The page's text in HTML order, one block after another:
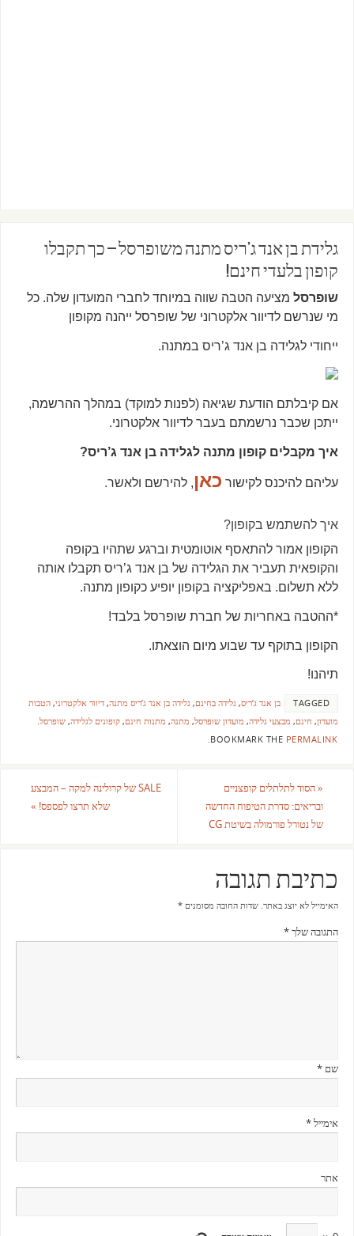
גלידת בן אנד ג’ריס מתנה משופרסל – כך תקבלו
קופון בלעדי חינם!
שופרסלמציעה הטבה שווה במיוחד לחברי המועדון שלה. כל
מי שנרשם לדיוור אלקטרוני של שופרסל ייהנה מקופון
ייחודי לגלידה בן אנד ג’ריס במתנה.
אם קיבלתם הודעת שגיאה (לפנות למוקד) במהלך ההרשמה,
ייתכן שכבר נרשמתם בעבר לדיוור אלקטרוני.
איך מקבלים קופון מתנה לגלידה בן אנד ג’ריס?
עליהם להיכנס לקישור כאן, להירשם ולאשר.
איך להשתמש בקופון?
הקופון אמור להתאסף אוטומטית וברגע שתהיו בקופה
והקופאית תעביר את הגלידה של בן אנד ג’ריס תקבלו אותה
ללא תשלום. באפליקציה בקופון יופיע כקופון מתנה.
*ההטבה באחריות של חברת שופרסל בלבד!
הקופון בתוקף עד שבוע מיום הוצאתו.
תיהנו!
TAGGED בן אנד ג’ריס, גלידה בחינם, גלידה בן אנד ג’ריס מתנה, דיוור אלקטרוני, הטבות
מועדון, חינם, מבצעי גלידה, מועדון שופרסל, מתנה, מתנות חינם, קופונים לגלידה, שופרסל.
BOOKMARK THE PERMALINK
«הסוד לתלתלים קופצניים
ובריאים: סדרת הטיפוח החדשה
של נטורל פורמולה בשיטת CG
SALE של קרולינה למקה – המבצע
שלא תרצו לפספס! »
כתיבת תגובה
האימייל לא יוצג באתר. שדות החובה מסומנים *
התגובה שלך*
שם *
אימייל*
אתר